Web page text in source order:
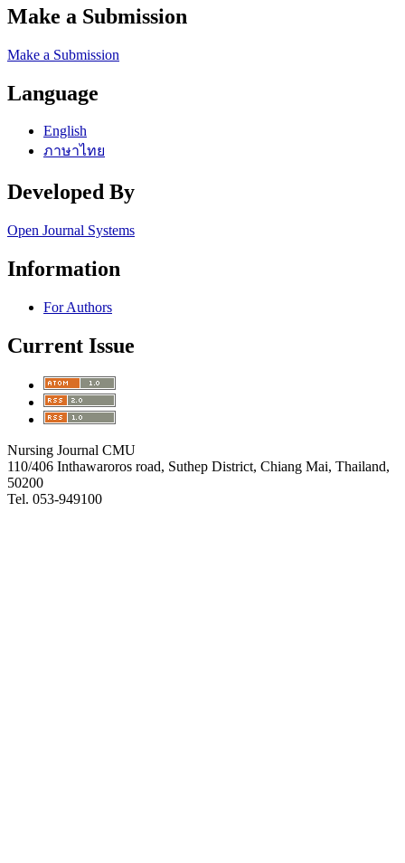
Make a Submission
Make a Submission
Language
English
ภาษาไทย
Developed By
Open Journal Systems
Information
For Authors
Current Issue
Nursing Journal CMU
110/406 Inthawaroros road, Suthep District, Chiang Mai, Thailand,
50200
Tel. 053-949100